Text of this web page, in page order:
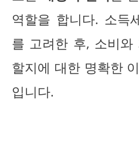
역할을 합니다. 소득
를 고려한 후, 소비와
할지에 대한 명확한
입니다.